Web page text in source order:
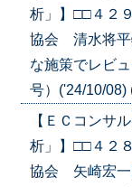
析」】□□４２
協会 清水将平
な施策でレビ
号）('24/10/08)
【ＥＣコンサ
析」】□□４２
協会 矢崎宏一